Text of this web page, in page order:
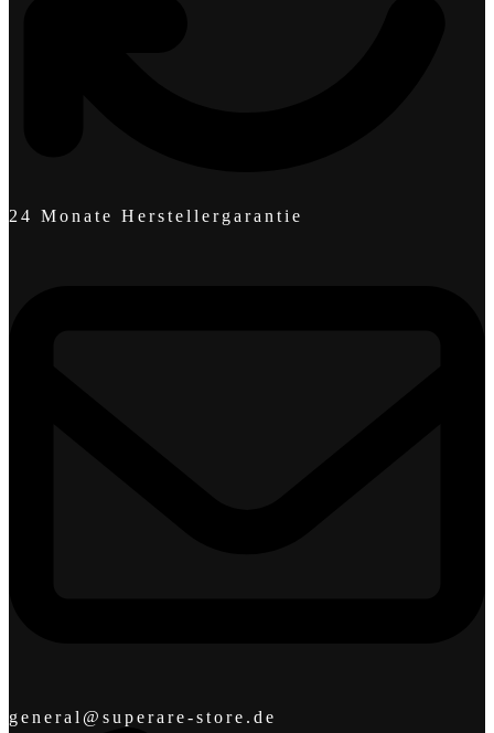
24 Monate Herstellergarantie
general@superare-store.de